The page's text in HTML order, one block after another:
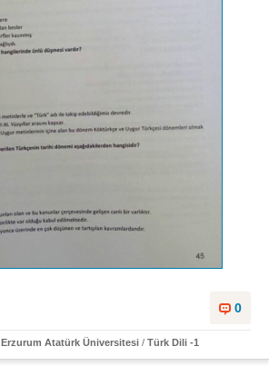
0
Erzurum Atatürk Üniversitesi / Türk Dili -1